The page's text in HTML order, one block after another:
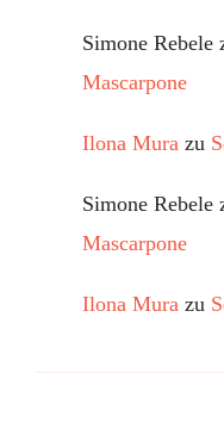
Simone Rebele
Mascarpone
Ilona Mura zu
Simone Rebele
Mascarpone
Ilona Mura zu